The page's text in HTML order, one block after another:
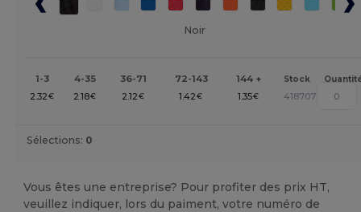
Noir
1-3 4-35 36-71 72-143 144 + Stock
2.32€ 2.18€ 2.12€ 1.42€ 1.35€ 418707
Sélections: 0
Vous êtes une entreprise? Pour profiter des prix HT,
veuillez indiquer, lors du paiment, votre numéro de